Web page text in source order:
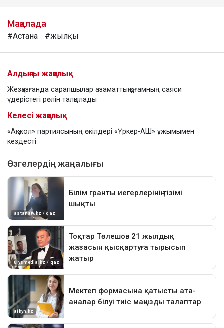
Мақалада
#Астана #жылқы
Алдыңғы жаңалық
Жезқазғанда сарапшылар азаматтық қоғамның саяси
үдерістегі рөлін талқылады
Келесі жаңалық
«Ақ жол» партиясының өкілдері «Үркер-АШ» ұжымымен
кездесті